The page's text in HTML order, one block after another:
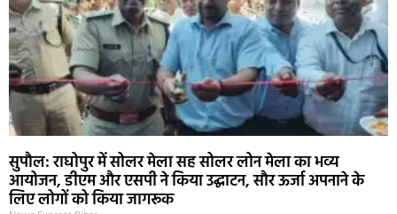
सुपौल: राघोपुर में सोलर मेला सह सोलर लोन मेला का भव्य
आयोजन, डीएम और एसपी ने किया उद्घाटन, सौर ऊर्जा अपनाने के
लिए लोगों को किया जागरूक